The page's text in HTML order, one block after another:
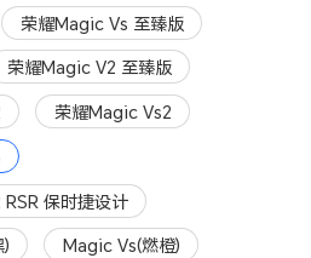
荣耀Magic Vs 至臻版
荣耀Magic V2 至臻版
荣耀Magic Vs2
保时捷设计
Magic Vs(燃橙)